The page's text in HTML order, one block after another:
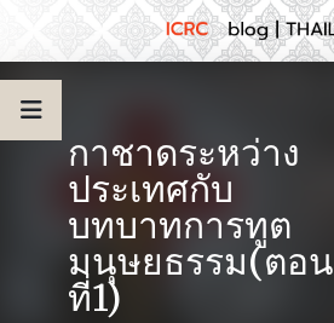
กาชาดระหว่าง
ประเทศกับ
บทบาทการทูต
มนุษยธรรม(ตอน
ที่1)